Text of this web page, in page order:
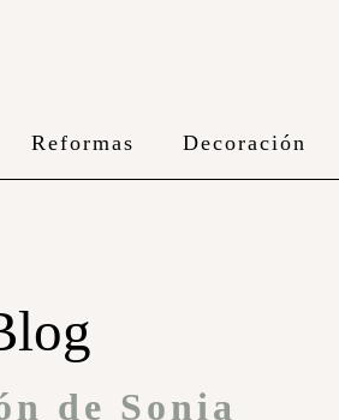
Reformas Decoración
de Sonia